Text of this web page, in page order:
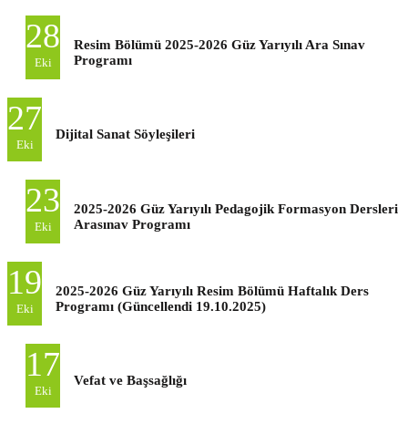
28
Eki
Resim Bölümü 2025-2026 Güz Yarıyılı Ara Sınav
Programı
27
Eki
Dijital Sanat Söyleşileri
23
Eki
2025-2026 Güz Yarıyılı Pedagojik Formasyon Dersleri
Arasınav Programı
19
Eki
2025-2026 Güz Yarıyılı Resim Bölümü Haftalık Ders
Programı (Güncellendi 19.10.2025)
17
Eki
Vefat ve Başsağlığı